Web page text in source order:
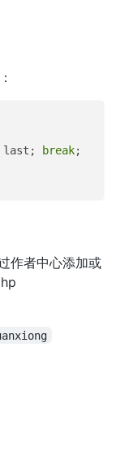
last; break;
作者中心添加或